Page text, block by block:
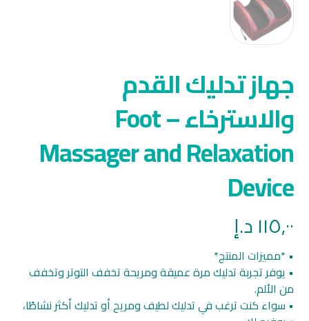
جهاز تدليك القدم
والاسترخاء – Foot
Massager and Relaxation
Device
١١٥,٠٠د.إ
• *مميزات المنتج*
• يوفر تجربة تدليك مرة عميقة ومريحة تخفف التوتر وتخفف
من الألم.
• سواء كنت ترغب في تدليك لطيف ومريح أو تدليك أكثر نشاطًا،